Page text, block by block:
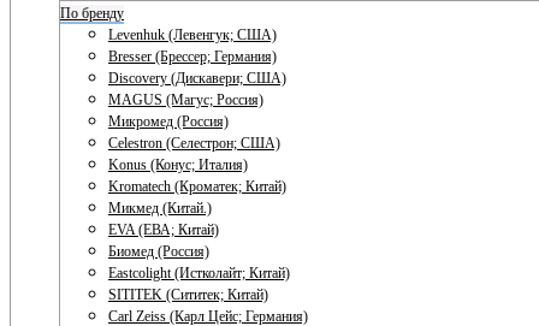
По бренду
Levenhuk (Левенгук; США)
Bresser (Брессер; Германия)
Discovery (Дискавери; США)
MAGUS (Магус; Россия)
Микромед (Россия)
Celestron (Селестрон; США)
Konus (Конус; Италия)
Kromatech (Кроматек; Китай)
Микмед (Китай.)
EVA (ЕВА; Китай)
Биомед (Россия)
Eastcolight (Истколайт; Китай)
SITITEK (Сититек; Китай)
Carl Zeiss (Карл Цейс; Германия)